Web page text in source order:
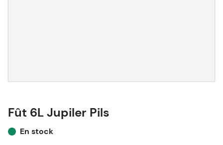
Fût 6L Jupiler Pils
En stock